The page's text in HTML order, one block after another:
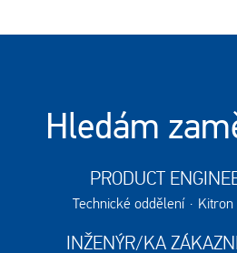
Hledám
PRODUCT
Technické oddělení · Kitron
INŽENÝR/KA